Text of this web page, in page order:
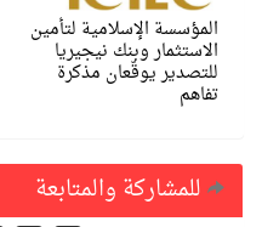
المؤسسة الإسلامية لتأمين
الاستثمار وبنك نيجيريا
للتصدير يوقّعان مذكرة
تفاهم
للمشاركة والمتابعة